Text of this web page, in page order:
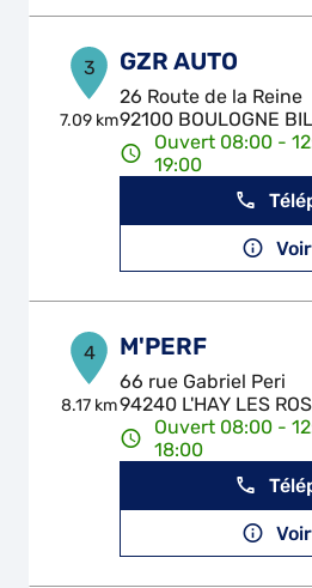
3
7.09 km
GZR AUTO
26 Route de la Reine
92100 BOULOGNE
Ouvert 08:00 -
19:00
4
8.17 km
M'PERF
66 rue Gabriel Peri
94240 L'HAY LES
Ouvert 08:00 -
18:00